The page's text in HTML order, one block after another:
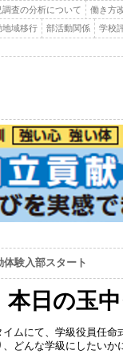
査の分析について 働き方
地域移行 部活動関係
学校
体験入部スタート
日の玉中
イムにて、学級役員任
、どんな学級にしたい